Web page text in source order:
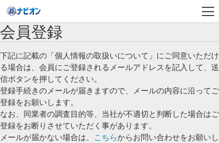
会員登録
下記に記載の「個人情報の取扱いについて」にご同意いただけ
る場合は、会員にご登録されるメールアドレスを記入して、送
信ボタンを押してください。
登録手続きのメールが届きますので、メールの内容に沿ってご
登録をお願いします。
なお、同業者の調査目的等、当社が不適切と判断した場合はご
登録をお断りさせていただく事があります。
メールが届かない場合は、 こちらからお問い合わせをお願いし